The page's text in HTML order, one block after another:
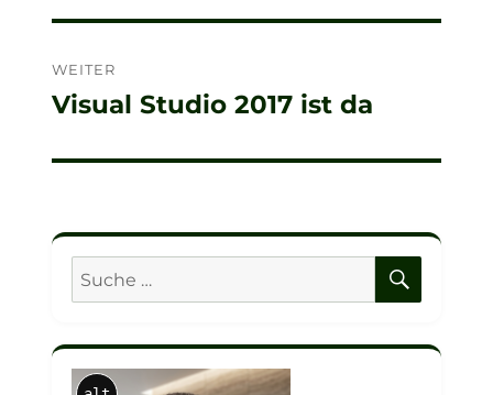
WEITER
Nächster
Visual Studio 2017 ist da
Suche
nach: